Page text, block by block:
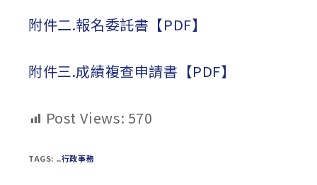
附件二.報名委託書【PDF】
附件三.成績複查申請書【PDF】
Post Views: 570
TAGS: ..行政事務